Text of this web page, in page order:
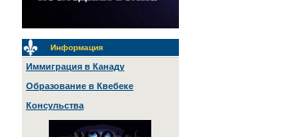
Информация
Иммиграция в Канаду
Образование в Квебеке
Консульства